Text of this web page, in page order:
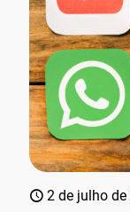
2 de julho